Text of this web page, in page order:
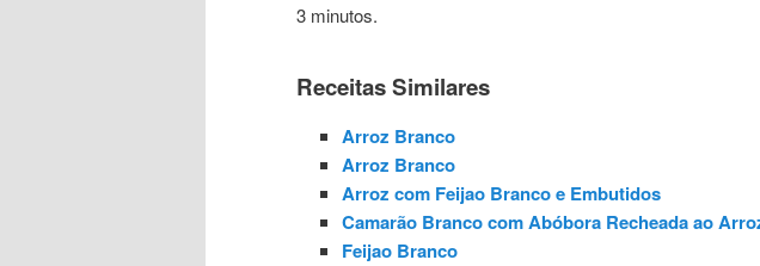
3 minutos.
Receitas Similares
Arroz Branco
Arroz Branco
Arroz com Feijao Branco e Embutidos
Camarão Branco com Abóbora Recheada ao
Feijao Branco